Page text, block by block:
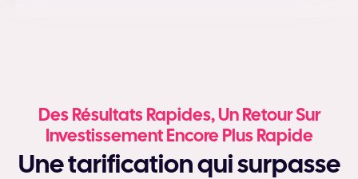
Des Résultats Rapides, Un Retour Sur
Investissement Encore Plus Rapide
Une tarification qui surpasse